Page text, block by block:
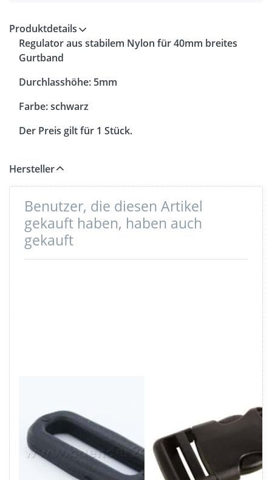
Produktdetails
Regulator aus stabilem Nylon für 40mm breites
Gurtband
Durchlasshöhe: 5mm
Farbe: schwarz
Der Preis gilt für 1 Stück.
Hersteller
Benutzer, die diesen Artikel
gekauft haben, haben auch
gekauft
Nylon für 40mm
breites
Gurtband - 1
Stück
40mm
Durchlass - ITW
Nexus - 1 Stück